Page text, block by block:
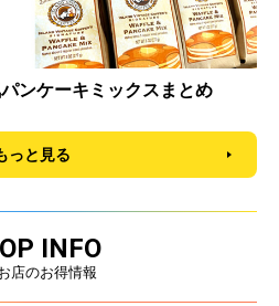
ンケーキミックスまとめ
っと見る
INFO
店のお得情報